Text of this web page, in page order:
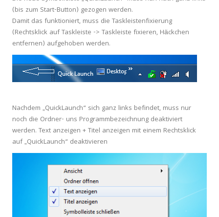
(bis zum Start-Button) gezogen werden.
Damit das funktioniert, muss die Taskleistenfixierung
(Rechtsklick auf Taskleiste -> Taskleiste fixieren, Häckchen
entfernen) aufgehoben werden.
Nachdem „QuickLaunch“ sich ganz links befindet, muss nur
noch die Ordner- uns Programmbezeichnung deaktiviert
werden. Text anzeigen + Titel anzeigen mit einem Rechtsklick
auf „QuickLaunch“ deaktivieren